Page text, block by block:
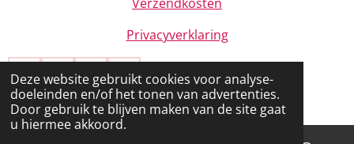
Deze website gebruikt cookies voor analyse-
doeleinden en/of het tonen van advertenties.
Door gebruik te blijven maken van de site gaat
u hiermee akkoord.
Verzendkosten
Privacyverklaring
F
a
c
e
I
n
s
t
T
i
k
T
W
h
a
t
© 2020 - 2026 Beauty by Raysh